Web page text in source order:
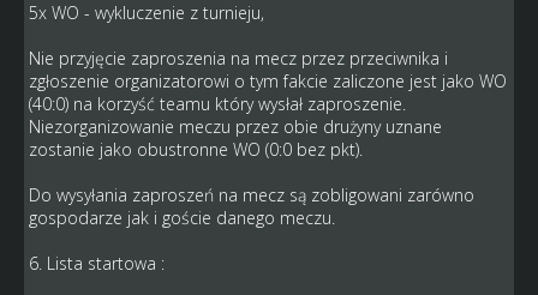
5x WO - wykluczenie z turnieju,
Nie przyjęcie zaproszenia na mecz przez przeciwnika i
zgłoszenie organizatorowi o tym fakcie zaliczone jest jako WO
(40:0) na korzyść teamu który wysłał zaproszenie.
Niezorganizowanie meczu przez obie drużyny uznane
zostanie jako obustronne WO (0:0 bez pkt).
Do wysyłania zaproszeń na mecz są zobligowani zarówno
gospodarze jak i goście danego meczu.
6. Lista startowa :